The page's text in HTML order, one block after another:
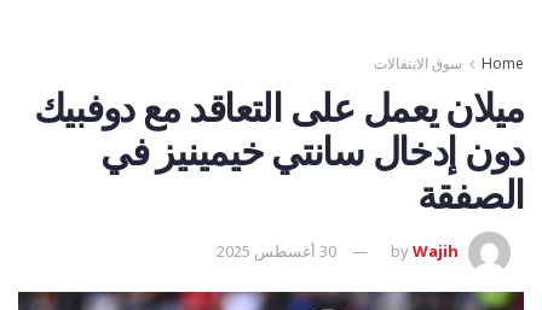
Home سوق الانتقالات
ميلان يعمل على التعاقد مع دوفبيك
دون إدخال سانتي خيمينيز في
الصفقة
byWajih 30 أغسطس 2025